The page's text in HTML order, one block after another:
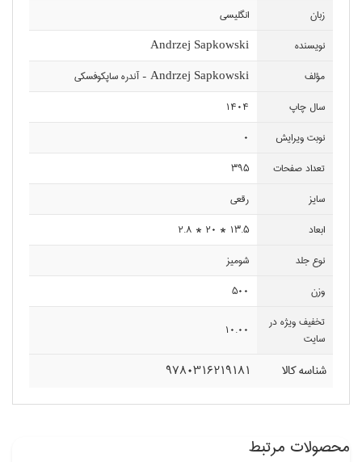
زبان
انگليسي
نويسنده
Andrzej Sapkowski
مؤلف
Andrzej Sapkowski - آندره ساپكوفسكي
سال چاپ
1404
نوبت ويرايش
0
تعداد صفحات
395
سايز
رقعي
ابعاد
13.5 * 20 * 2.8
نوع جلد
شوميز
وزن
500
تخفيف ويژه در
سايت
10.00
شناسه کالا 9780316219181
محصولات مرتبط